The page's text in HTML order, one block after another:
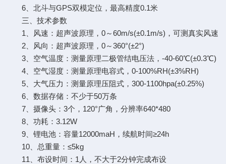
6、北斗与GPS双模定位，最高精度0.1米
三、技术参数
1、风速：超声波原理，0～60m/s(±0.1m/s)，可测真实风速
2、风向：超声波原理，0～360°(±2°)
3、空气温度：测量原理二极管结电压法，-40-60℃(±0.3℃)
4、空气湿度：测量原理电容式，0-100%RH(±3%RH)
5、大气压力：测量原理压阻式，300-1100hpa(±0.25%)
6、数据存储：不少于50万条
7、摄像头：3个，120°广角，分辨率640*480
8、功耗：3.12W
9、锂电池：容量12000maH，续航时间≥24h
10、总重量：≤5kg
11、布设时间：1人，不大于2分钟完成布设